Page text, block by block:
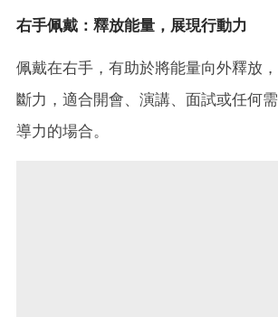
右手佩戴：釋放能量，展現行動力
佩戴在右手，有助於將能量向外釋放
斷力，適合開會、演講、面試或任何
導力的場合。